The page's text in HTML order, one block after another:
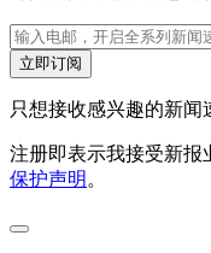
立即订阅
只想接收感兴趣的新闻
注册即表示我接受新报
保护声明 。